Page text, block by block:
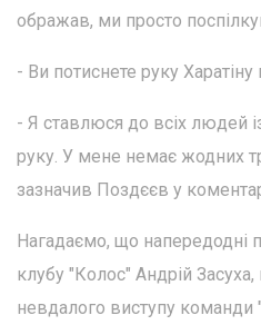
ображав, ми просто
- Ви потиснете руку Харатіну
- Я ставлюся до всіх людей
руку. У мене немає жодних
зазначив Поздєєв у
Нагадаємо, що напередодні
клубу "Колос" Андрій
невдалого виступу команди